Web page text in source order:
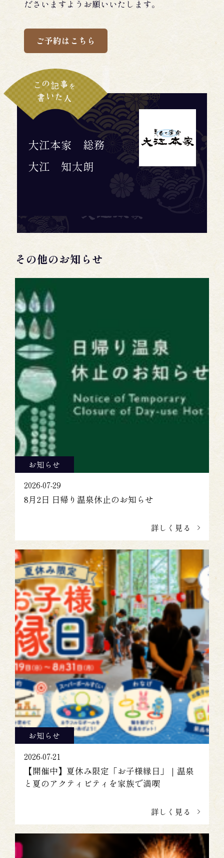
ださいますようお願いいたします。
ご予約はこちら
大江本家 総務
大江 知太朗
その他のお知らせ
お知らせ
2026-07-29
8月2日 日帰り温泉休止のお知らせ
詳しく見る
お知らせ
2026-07-21
【開催中】夏休み限定「お子様縁日」｜温泉
と夏のアクティビティを家族で満喫
詳しく見る